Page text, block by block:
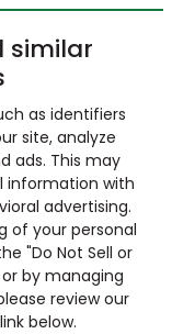
similar
as identifiers
site, analyze
ads. This may
information with
advertising.
of your personal
"Do Not Sell or
by managing
review our
below.